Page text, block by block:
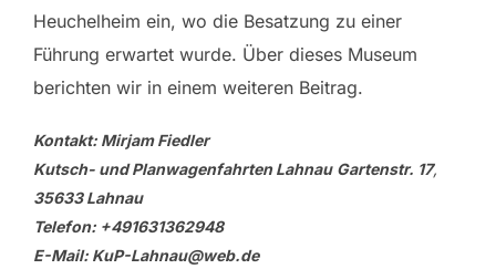
Heuchelheim ein, wo die Besatzung zu einer
Führung erwartet wurde. Über dieses Museum
berichten wir in einem weiteren Beitrag.
Kontakt: Mirjam Fiedler
Kutsch- und Planwagenfahrten Lahnau Gartenstr. 17,
35633 Lahnau
Telefon: +491631362948
E-Mail: KuP-Lahnau@web.de